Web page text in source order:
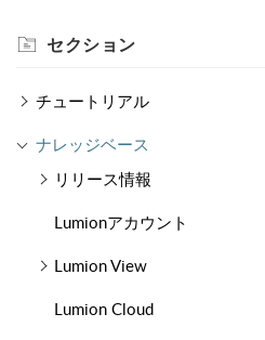
セクション
チュートリアル
ナレッジベース
リリース情報
Lumionアカウント
Lumion View
Lumion Cloud